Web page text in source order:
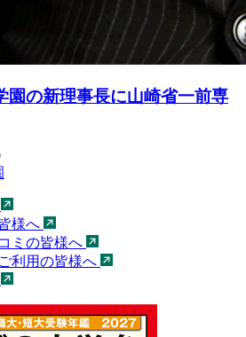
園の新理事長に山崎省一前専
様へ
ミの皆様へ
利用の皆様へ